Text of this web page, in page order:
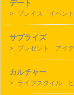
デート
> プレイス イベント
サプライズ
> プレゼント アイ
カルチャー
> ライフスタイル